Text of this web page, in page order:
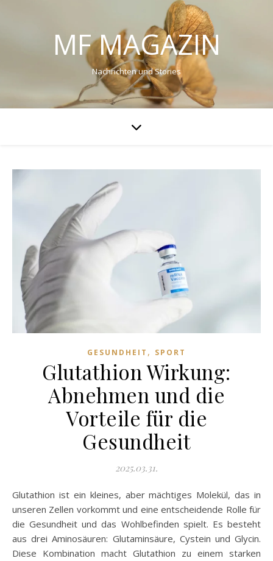
MF MAGAZIN
Nachrichten und Stories
GESUNDHEIT , SPORT
Glutathion Wirkung:
Abnehmen und die
Vorteile für die
Gesundheit
2025.03.31.
Glutathion ist ein kleines, aber mächtiges Molekül, das in
unseren Zellen vorkommt und eine entscheidende Rolle für
die Gesundheit und das Wohlbefinden spielt. Es besteht
aus drei Aminosäuren: Glutaminsäure, Cystein und Glycin.
Diese Kombination macht Glutathion zu einem starken